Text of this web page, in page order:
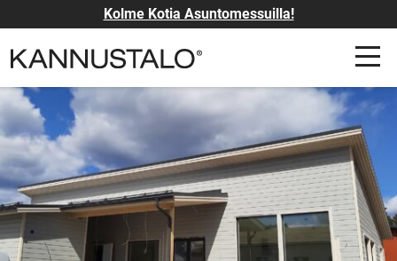
Kolme Kotia Asuntomessuilla!